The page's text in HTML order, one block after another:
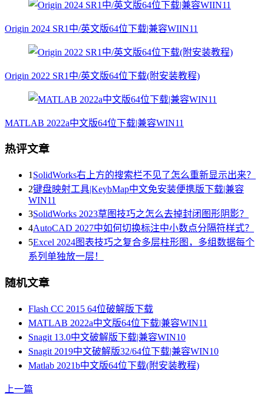
Origin 2024 SR1中/英文版64位下载|兼容WIIN11
Origin 2022 SR1中/英文版64位下载(附安装教程)
MATLAB 2022a中文版64位下载|兼容WIN11
热评文章
1 SolidWorks右上方的搜索栏不见了怎么重新显示出来？
2键盘映射工具|KeybMap中文免安装便携版下载|兼容
WIN11
3SolidWorks 2023草图技巧之怎么去掉封闭图形阴影？
4AutoCAD 2027中如何切换标注中小数点分隔符样式？
5Excel 2024图表技巧之复合多层柱形图，多组数据每个
系列单独放一层！
随机文章
Flash CC 2015 64位破解版下载
MATLAB 2022a中文版64位下载|兼容WIN11
Snagit 13.0中文破解版下载|兼容WIN10
Snagit 2019中文破解版32/64位下载|兼容WIN10
Matlab 2021b中文版64位下载(附安装教程)
上一篇